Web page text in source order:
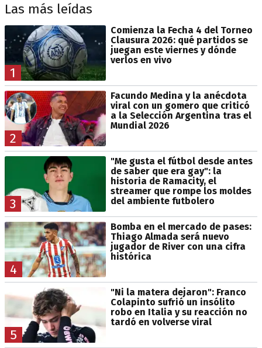
Las más leídas
1
Comienza la Fecha 4 del Torneo
Clausura 2026: qué partidos se
juegan este viernes y dónde
verlos en vivo
2
Facundo Medina y la anécdota
viral con un gomero que criticó
a la Selección Argentina tras el
Mundial 2026
3
"Me gusta el fútbol desde antes
de saber que era gay": la
historia de Ramacity, el
streamer que rompe los moldes
del ambiente futbolero
4
Bomba en el mercado de pases:
Thiago Almada será nuevo
jugador de River con una cifra
histórica
5
"Ni la matera dejaron": Franco
Colapinto sufrió un insólito
robo en Italia y su reacción no
tardó en volverse viral